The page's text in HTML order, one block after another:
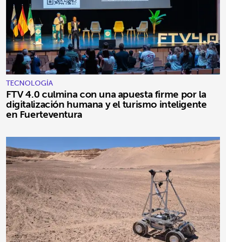
TECNOLOGÍA
FTV 4.0 culmina con una apuesta firme por la
digitalización humana y el turismo inteligente
en Fuerteventura